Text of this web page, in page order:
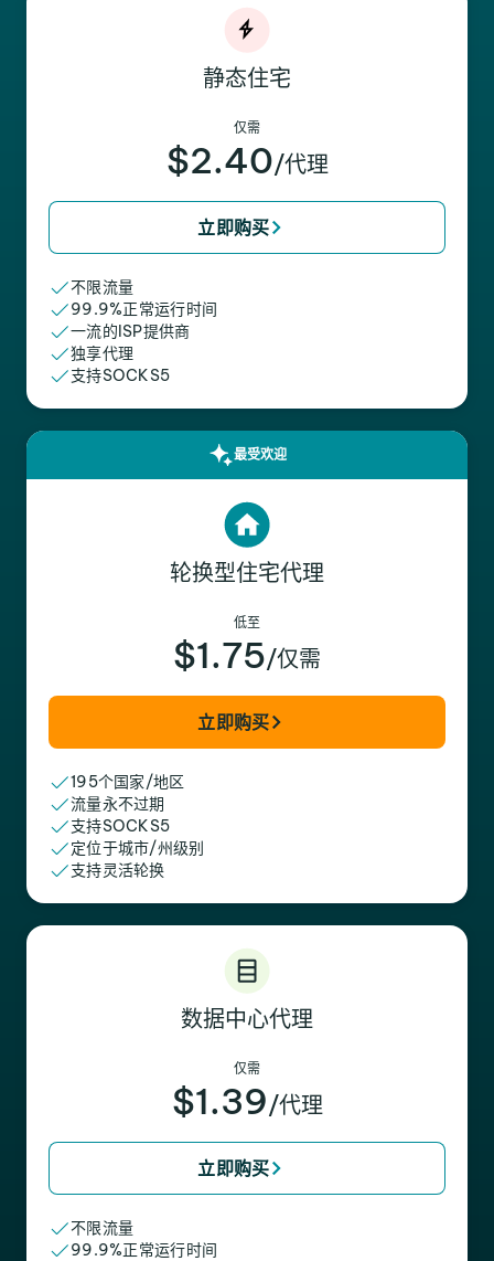
静态住宅
仅需
$2.40/代理
立即购买
不限流量
99.9%正常运行时间
一流的ISP提供商
独享代理
支持SOCKS5
最受欢迎
轮换型住宅代理
低至
$1.75/仅需
立即购买
195个国家/地区
流量永不过期
支持SOCKS5
定位于城市/州级别
支持灵活轮换
数据中心代理
仅需
$1.39/代理
立即购买
不限流量
99.9%正常运行时间